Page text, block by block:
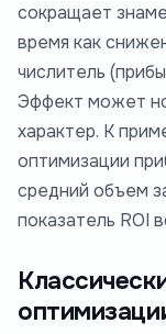
сокращает
время как
числитель
Эффект может
характер. К
оптимизации
средний объем
показатель ROI